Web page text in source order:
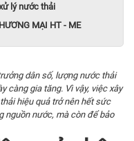
lý nước thải
MẠI HT - ME
dân số, lượng nước thải
càng gia tăng. Vì vậy, việc xây
hiệu quả trở nên hết sức
nguồn nước, mà còn để bảo